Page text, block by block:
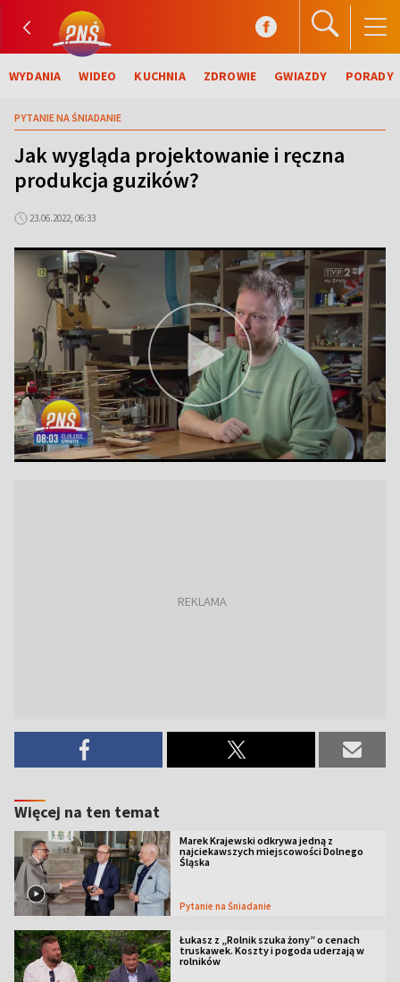
WYDANIA WIDEO KUCHNIA ZDROWIE GWIAZDY PORADY
PYTANIE NA ŚNIADANIE
Jak wygląda projektowanie i ręczna
produkcja guzików?
23.06.2022, 06:33
Więcej na ten temat
Marek Krajewski odkrywa jedną z
najciekawszych miejscowości Dolnego
Śląska
Pytanie na Śniadanie
Łukasz z „Rolnik szuka żony” o cenach
truskawek. Koszty i pogoda uderzają w
rolników